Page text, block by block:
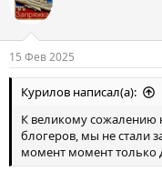
15 Фев 2025
Курилов написал(а):
К великому сожалению
блогеров, мы не стали
момент момент только